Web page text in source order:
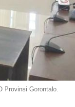
Provinsi Gorontalo.